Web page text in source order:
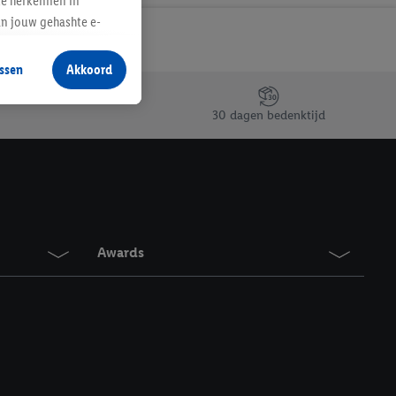
30 dagen bedenktijd
Awards
jouw gehashte e-
producten waarin je
te plaatsen
verschillende
kunnen worden
vergelijkbare
in te
Akkoord